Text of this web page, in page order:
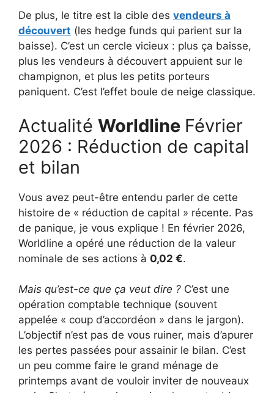
De plus, le titre est la cible des vendeurs à
découvert (les hedge funds qui parient sur la
baisse). C’est un cercle vicieux : plus ça baisse,
plus les vendeurs à découvert appuient sur le
champignon, et plus les petits porteurs
paniquent. C’est l’effet boule de neige classique.
Actualité Worldline Février
2026 : Réduction de capital
et bilan
Vous avez peut-être entendu parler de cette
histoire de « réduction de capital » récente. Pas
de panique, je vous explique ! En février 2026,
Worldline a opéré une réduction de la valeur
nominale de ses actions à 0,02 €.
Mais qu’est-ce que ça veut dire ? C’est une
opération comptable technique (souvent
appelée « coup d’accordéon » dans le jargon).
L’objectif n’est pas de vous ruiner, mais d’apurer
les pertes passées pour assainir le bilan. C’est
un peu comme faire le grand ménage de
printemps avant de vouloir inviter de nouveaux